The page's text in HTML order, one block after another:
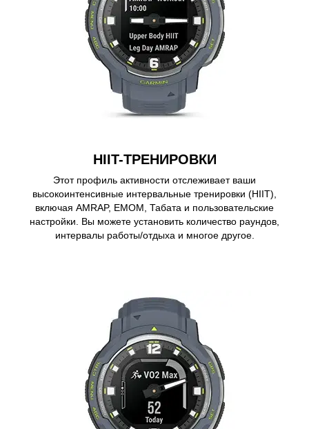
HIIT-ТРЕНИРОВКИ
Этот профиль активности отслеживает ваши
высокоинтенсивные интервальные тренировки (HIIT),
включая AMRAP, EMOM, Табата и пользовательские
настройки. Вы можете установить количество раундов,
интервалы работы/отдыха и многое другое.